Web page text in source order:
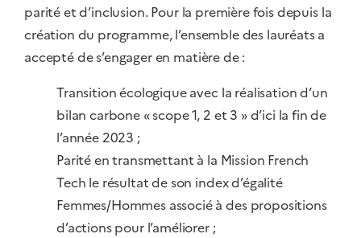
parité et d’inclusion. Pour la première fois depuis la
création du programme, l’ensemble des lauréats a
accepté de s’engager en matière de :
Transition écologique avec la réalisation d’un
bilan carbone « scope 1, 2 et 3 » d’ici la fin de
l’année 2023 ;
Parité en transmettant à la Mission French
Tech le résultat de son index d’égalité
Femmes/Hommes associé à des propositions
d’actions pour l’améliorer ;